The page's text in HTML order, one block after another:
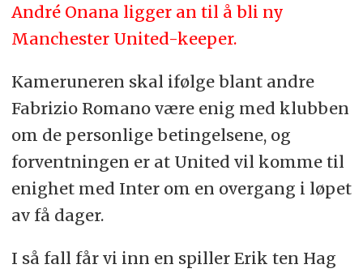
André Onana ligger an til å bli ny
Manchester United-keeper.
Kameruneren skal ifølge blant andre
Fabrizio Romano være enig med klubben
om de personlige betingelsene, og
forventningen er at United vil komme til
enighet med Inter om en overgang i løpet
av få dager.
I så fall får vi inn en spiller Erik ten Hag